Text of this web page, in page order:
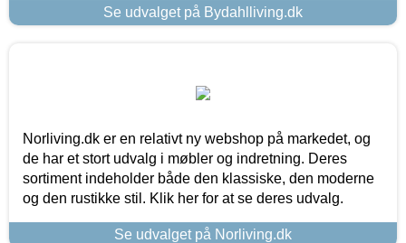
Se udvalget på Bydahlliving.dk
Norliving.dk er en relativt ny webshop på markedet, og
de har et stort udvalg i møbler og indretning. Deres
sortiment indeholder både den klassiske, den moderne
og den rustikke stil. Klik her for at se deres udvalg.
Se udvalget på Norliving.dk